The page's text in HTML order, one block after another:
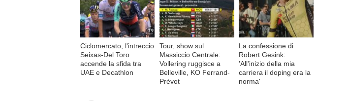
Ciclomercato, l'intreccio
Seixas-Del Toro
accende la sfida tra
UAE e Decathlon
Tour, show sul
Massiccio Centrale:
Vollering ruggisce a
Belleville, KO Ferrand-
Prévot
La confessione di
Robert Gesink:
'All'inizio della mia
carriera il doping era la
norma'